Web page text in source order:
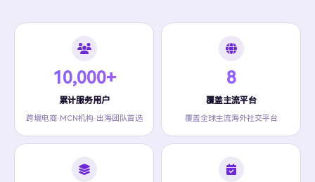
10,000+
累计服务用户
跨境电商·MCN机构·出海团队首选
8
覆盖主流平台
覆盖全球主流海外社交平台